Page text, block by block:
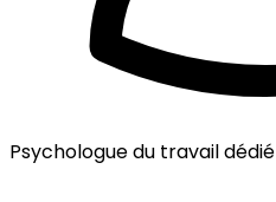
Psychologue du travail dédié